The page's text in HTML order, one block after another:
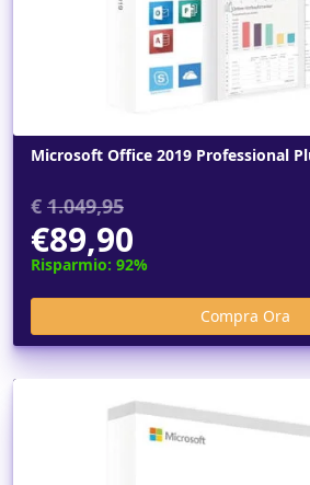
Microsoft Office 2019 Professional
€ 1.049,95
€89,90
Risparmio: 92%